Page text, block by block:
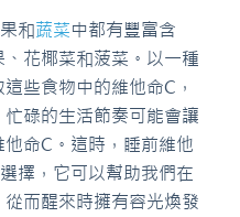
和蔬菜中都有豐富含
花椰菜和菠菜。以一種
些食物中的維他命C，
碌的生活節奏可能會讓
命C。這時，睡前維他
擇，它可以幫助我們在
而醒來時擁有容光煥發